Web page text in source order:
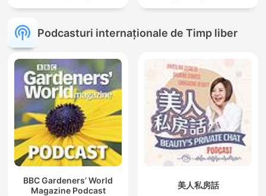
Podcasturi internaționale de Timp liber
BBC Gardeners’ World
Magazine Podcast
美人私房話